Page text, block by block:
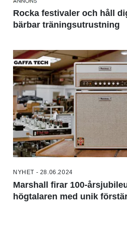
Rocka festivaler och håll
bärbar träningsutrustning
NYHET - 28.06.2024
Marshall firar 100-
högtalaren med unik